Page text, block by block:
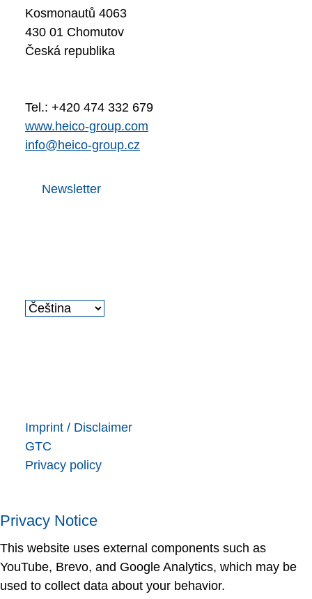
Kosmonautů 4063
430 01 Chomutov
Česká republika
Tel.: +420 474 332 679
www.heico-group.com
info@heico-group.cz
Newsletter
Imprint / Disclaimer
GTC
Privacy policy
Privacy Notice
This website uses external components such as
YouTube, Brevo, and Google Analytics, which may be
used to collect data about your behavior.